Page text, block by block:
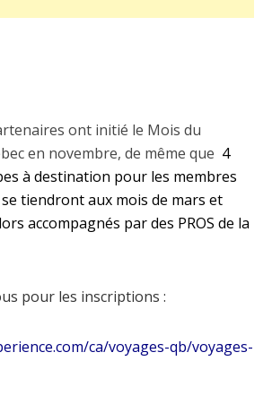
ont initié le Mois du
en novembre, de même que 4
à destination pour les membres
tiendront aux mois de mars et
accompagnés par des PROS de la
pour les inscriptions :
ca/voyages-qb/voyages-